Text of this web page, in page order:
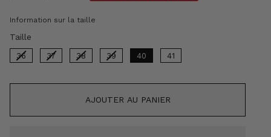
Information sur la taille
Taille
36 37 38 39 40 41
AJOUTER AU PANIER